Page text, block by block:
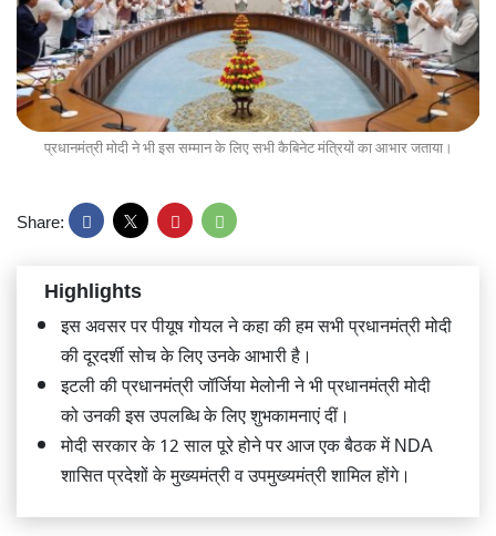
प्रधानमंत्री मोदी ने भी इस सम्मान के लिए सभी कैबिनेट मंत्रियों का आभार जताया।
Share:
Highlights
इस अवसर पर पीयूष गोयल ने कहा की हम सभी प्रधानमंत्री मोदी
की दूरदर्शी सोच के लिए उनके आभारी है।
इटली की प्रधानमंत्री जॉर्जिया मेलोनी ने भी प्रधानमंत्री मोदी
को उनकी इस उपलब्धि के लिए शुभकामनाएं दीं।
मोदी सरकार के 12 साल पूरे होने पर आज एक बैठक में NDA
शासित प्रदेशों के मुख्यमंत्री व उपमुख्यमंत्री शामिल होंगे।